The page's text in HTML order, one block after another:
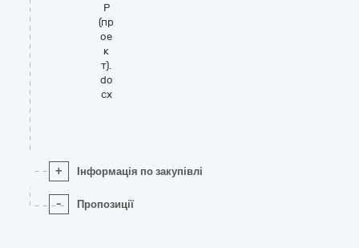
Р
(пр
ое
к
т).
do
cx
+ Інформація по закупівлі
- Пропозиції